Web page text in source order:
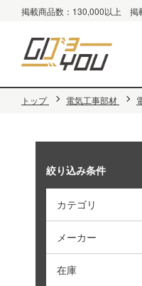
掲載商品数：130,000以上 掲
トップ 電気工事部材
絞り込み条件
カテゴリ
メーカー
在庫